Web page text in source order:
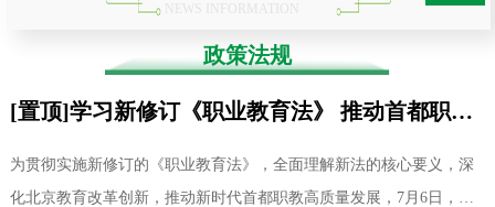
政策法规
[置顶]学习新修订《职业教育法》 推动首都职教高质量发展——市教委组织新修订《职业教育法》会前学习
为贯彻实施新修订的《职业教育法》，全面理解新法的核心要义，深
化北京教育改革创新，推动新时代首都职教高质量发展，7月6日，市